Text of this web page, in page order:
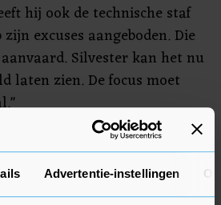
Advertentie-instellingen
hij ook de technische staf
excuses aangeboden. Die
Silvester kan het nu
laten zien. De focus moet
al bekend dat Van der
boete heeft ontvangen.
thuis tegen PSV.